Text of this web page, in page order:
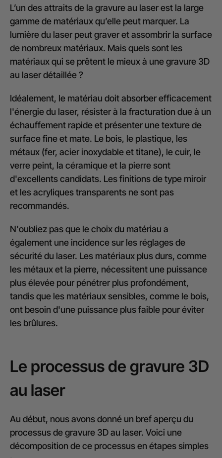
L’un des attraits de la gravure au laser est la large
gamme de matériaux qu’elle peut marquer. La
lumière du laser peut graver et assombrir la surface
de nombreux matériaux. Mais quels sont les
matériaux qui se prêtent le mieux à une gravure 3D
au laser détaillée ?
Idéalement, le matériau doit absorber efficacement
l'énergie du laser, résister à la fracturation due à un
échauffement rapide et présenter une texture de
surface fine et mate. Le bois, le plastique, les
métaux (fer, acier inoxydable et titane), le cuir, le
verre peint, la céramique et la pierre sont
d'excellents candidats. Les finitions de type miroir
et les acryliques transparents ne sont pas
recommandés.
N'oubliez pas que le choix du matériau a
également une incidence sur les réglages de
sécurité du laser. Les matériaux plus durs, comme
les métaux et la pierre, nécessitent une puissance
plus élevée pour pénétrer plus profondément,
tandis que les matériaux sensibles, comme le bois,
ont besoin d'une puissance plus faible pour éviter
les brûlures.
Le processus de gravure 3D
au laser
Au début, nous avons donné un bref aperçu du
processus de gravure 3D au laser. Voici une
décomposition de ce processus en étapes simples